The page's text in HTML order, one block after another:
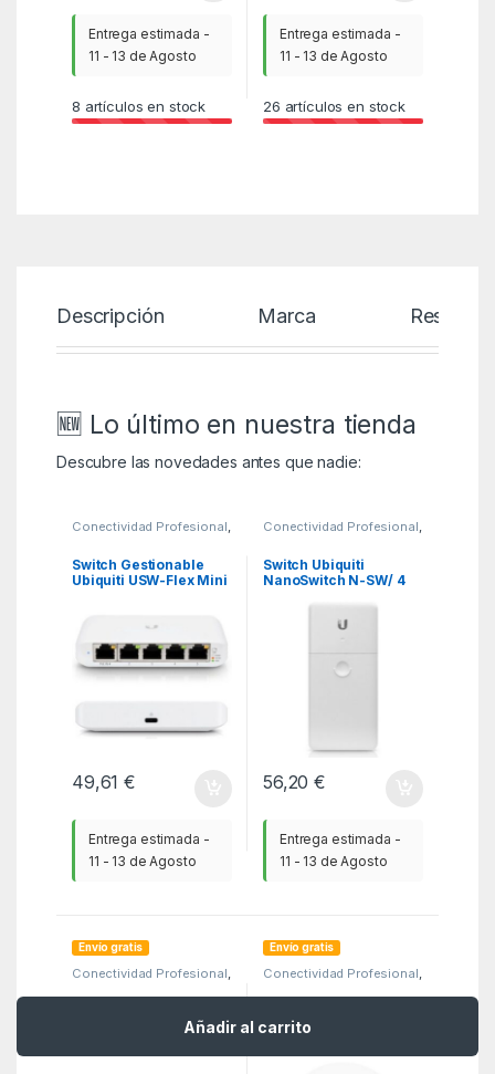
Añadir al carrito
Entrega estimada -
11 - 13 de Agosto
8 artículos en stock
Entrega estimada -
11 - 13 de Agosto
26 artículos en stock
Descripción Marca Reseñas
🆕 Lo último en nuestra tienda
Descubre las novedades antes que nadie:
Conectividad Profesional
Switch Gestionable
Ubiquiti USW-Flex Mini
49,61€
Entrega estimada -
11 - 13 de Agosto
Conectividad Profesional
Switch Ubiquiti
NanoSwitch N-SW/ 4
10/100/1000 PoE
56,20€
Entrega estimada -
11 - 13 de Agosto
Envío gratis
Conectividad Profesional,
Envío gratis
Conectividad Profesional,
Ubiquiti UniFi6 Pro